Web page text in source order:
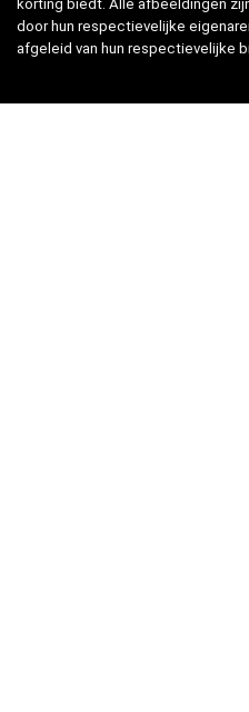
korting biedt. Alle afbeeldingen
door hun respectievelijke
afgeleid van hun respectievelijke